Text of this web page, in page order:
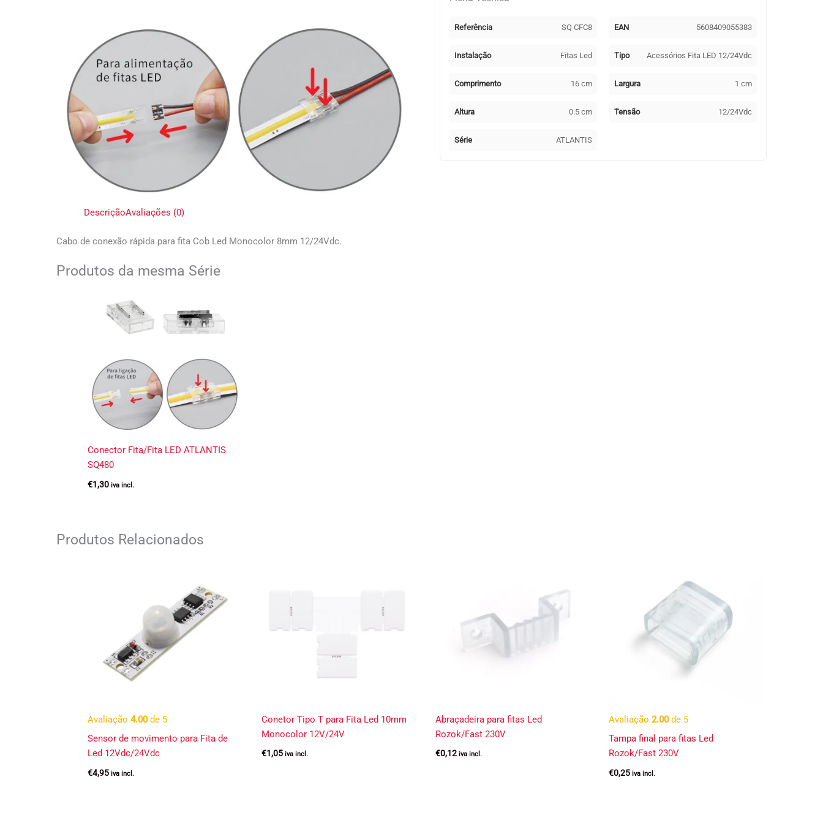
Referência SQ CFC8 EAN 5608409055383
Instalação Fitas Led Tipo Acessórios Fita LED 12/24Vdc
Comprimento 16 cm Largura 1 cm
Altura 0.5 cm Tensão 12/24Vdc
Série ATLANTIS
DescriçãoAvaliações (0)
Cabo de conexão rápida para fita Cob Led Monocolor 8mm 12/24Vdc.
Produtos da mesma Série
Conector Fita/Fita LED ATLANTIS
SQ480
€1,30 iva incl.
Produtos Relacionados
Avaliação 4.00de 5
Sensor de movimento para Fita de
Led 12Vdc/24Vdc
€4,95 iva incl.
Conetor Tipo T para Fita Led 10mm
Monocolor 12V/24V
€1,05 iva incl.
Abraçadeira para fitas Led
Rozok/Fast 230V
€0,12 iva incl.
Avaliação2.00de 5
Tampa final para fitas Led
Rozok/Fast 230V
€0,25 iva incl.